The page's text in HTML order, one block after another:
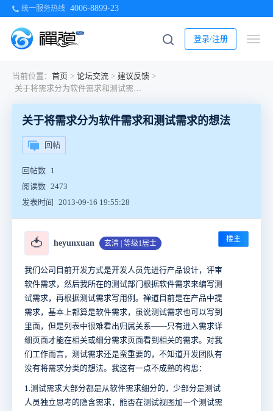
统一服务热线 4006-8899-23
登录/注册
当前位置： 首页 > 论坛交流 > 建议反馈 >
关于将需求分为软件需求和测试需求的想法
关于将需求分为软件需求和测试需求的想法
回帖
回帖数 1
阅读数 2473
发表时间
2013-09-16 19:55:28
🍅 heyunxuan 玄清 | 等级1居士 楼主
我们公司目前开发方式是开发人员先进行产品设计，评审
软件需求，然后我所在的测试部门根据软件需求来编写测
试需求，再根据测试需求写用例。禅道目前是在产品中提
需求，基本上都算是软件需求，虽说测试需求也可以写到
里面，但是列表中很难看出归属关系——只有进入需求详
细页面才能在相关或细分需求页面看到相关的需求。对我
们工作而言，测试需求还是蛮重要的，不知道开发团队有
没有将需求分类的想法。我这有一点不成熟的构思：
1.测试需求大部分都是从软件需求细分的，少部分是测试
人员独立思考的隐含需求，能否在测试视图加一个测试需